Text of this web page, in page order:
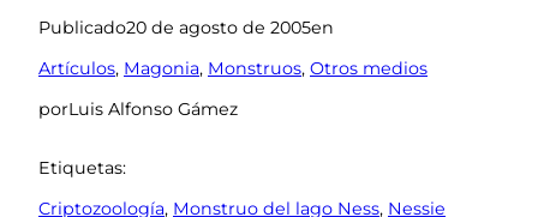
Publicado20 de agosto de 2005en
Artículos, Magonia, Monstruos, Otros medios
porLuis Alfonso Gámez
Etiquetas:
Criptozoología, Monstruo del lago Ness, Nessie